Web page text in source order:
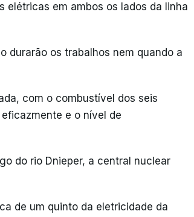
elétricas em ambos os lados da linha
durarão os trabalhos nem quando a
com o combustível dos seis
e o nível de
do rio Dnieper, a central nuclear
de um quinto da eletricidade da